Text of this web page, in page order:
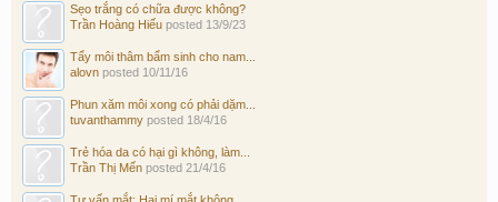
Sẹo trắng có chữa được không?
Trần Hoàng Hiếu posted 13/9/23
Tẩy môi thâm bẩm sinh cho nam...
alovn posted 10/11/16
Phun xăm môi xong có phải dặm...
tuvanthammy posted 18/4/16
Trẻ hóa da có hại gì không, làm...
Trần Thị Mến posted 21/4/16